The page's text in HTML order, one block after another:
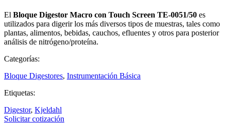
El Bloque Digestor Macro con Touch Screen TE-0051/50 es
utilizados para digerir los más diversos tipos de muestras, tales como
plantas, alimentos, bebidas, cauchos, efluentes y otros para posterior
análisis de nitrógeno/proteína.
Categorías:
Bloque Digestores, Instrumentación Básica
Etiquetas:
Digestor, Kjeldahl
Solicitar cotización